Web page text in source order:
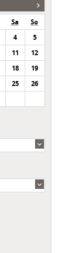
Sa
So
4
5
11
12
18
19
25
26